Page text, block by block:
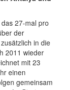
das 27-mal pro
der
in die
2011 wieder
mit 23
einen
gemeinsam